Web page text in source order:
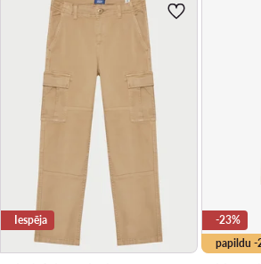
Iespēja
papildu -
-23%